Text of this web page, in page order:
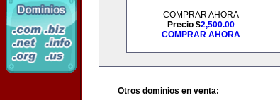
COMPRAR AHORA
Precio $2,500.00
COMPRAR AHORA
Otros dominios en venta: